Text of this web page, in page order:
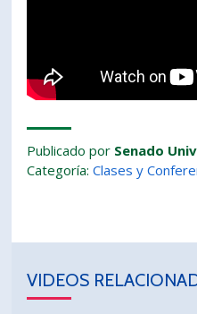
Publicado por Senado
Categoría:Clases y
VIDEOS